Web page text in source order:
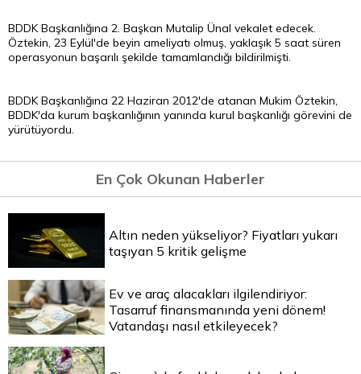
BDDK Başkanlığına 2. Başkan Mutalip Ünal vekalet edecek.
Öztekin, 23 Eylül'de beyin ameliyatı olmuş, yaklaşık 5 saat süren
operasyonun başarılı şekilde tamamlandığı bildirilmişti.
BDDK Başkanlığına 22 Haziran 2012'de atanan Mukim Öztekin,
BDDK'da kurum başkanlığının yanında kurul başkanlığı görevini de
yürütüyordu.
En Çok Okunan Haberler
Altın neden yükseliyor? Fiyatları yukarı
taşıyan 5 kritik gelişme
Ev ve araç alacakları ilgilendiriyor:
Tasarruf finansmanında yeni dönem!
Vatandaşı nasıl etkileyecek?